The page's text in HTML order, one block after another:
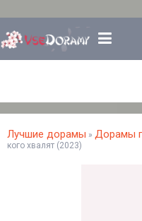
Лучшие дорамы » Дорамы
кого хвалят (2023)